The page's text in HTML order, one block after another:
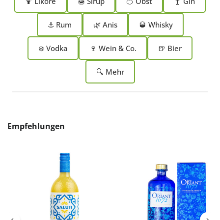
⚓ Rum 🌿 Anis 🥃 Whisky
❄️ Vodka 🍷 Wein & Co. 🍺 Bier
🔍 Mehr
Produktgalerie überspringen
Empfehlungen